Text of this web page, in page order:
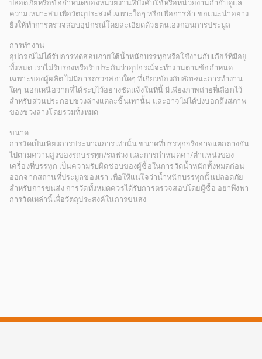
ปลอดภัยหรือข้อกำหนดของหน่วยงานที่บังคับใช้หรือหน่วยงานกำกับดูแล
ความเหมาะสม เพื่อวัตถุประสงค์เฉพาะใดๆ หรือเพื่อการค้า ขอแนะนำอย่าง
ยิ่งให้ทำการตรวจสอบอุปกรณ์โดยละเอียดด้วยตนเองก่อนการประมูล
การทำงาน
อุปกรณ์ไม่ได้รับการทดสอบภายใต้น้ำหนักบรรทุกหรือใช้งานกับเกียร์ที่มีอยู่
ทั้งหมด เราไม่รับรองหรือรับประกันว่าอุปกรณ์จะทำงานตามข้อกำหนด
เฉพาะของผู้ผลิต ไม่มีการตรวจสอบใดๆ ที่เกี่ยวข้องกับลักษณะการทำงาน
ใดๆ นอกเหนือจากที่ได้ระบุไว้อย่างชัดแจ้งในที่นี้ มีเพียงภาพถ่ายที่เลือกไว้
สำหรับส่วนประกอบช่วงล่างแต่ละชิ้นเท่านั้น และอาจไม่ได้บ่งบอกถึงสภาพ
ของช่วงล่างโดยรวมทั้งหมด
ขนาด
การวัดเป็นเพียงการประมาณการเท่านั้น ขนาดที่บรรทุกจริงอาจแตกต่างกัน
ไปตามความสูงของรถบรรทุก/รถพ่วง และการกำหนดค่า/ตำแหน่งของ
เครื่องที่บรรทุก เป็นความรับผิดชอบของผู้ซื้อในการวัดน้ำหนักทั้งหมดก่อน
ออกจากสถานที่ประมูลของเรา เพื่อให้แน่ใจว่าน้ำหนักบรรทุกนั้นปลอดภัย
สำหรับการขนส่ง การวัดทั้งหมดควรได้รับการตรวจสอบโดยผู้ซื้อ อย่าพึ่งพา
การวัดเหล่านี้เพื่อวัตถุประสงค์ในการขนส่ง